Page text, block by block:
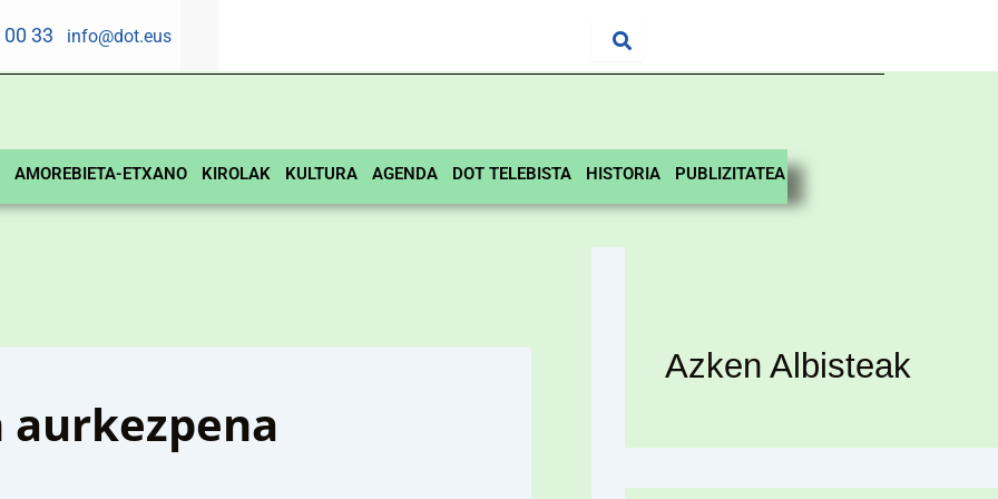
00 33 info@dot.eus
AMOREBIETA-ETXANO KIROLAK KULTURA AGENDA DOT TELEBISTA HISTORIA PUBLIZITATEA
aurkezpena
Azken Albisteak